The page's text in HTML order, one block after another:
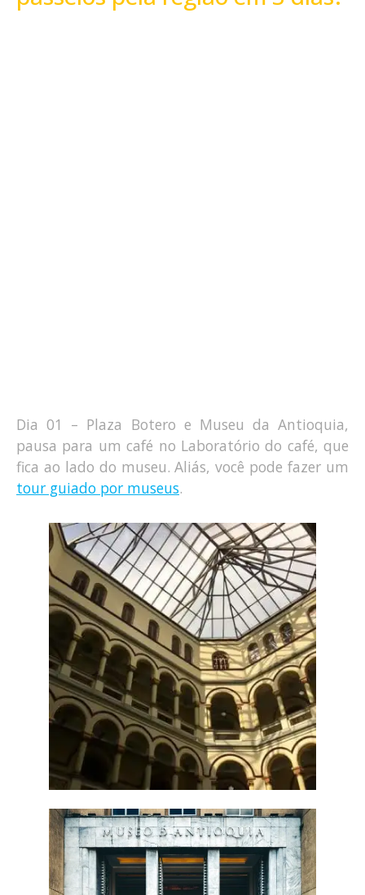
Dia 01 – Plaza Botero e Museu da Antioquia,
pausa para um café no Laboratório do café, que
fica ao lado do museu. Aliás, você pode fazer um
tour guiado por museus.